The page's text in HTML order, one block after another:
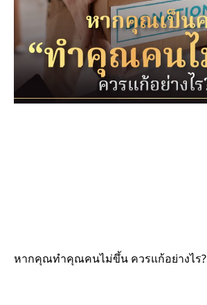
หากคุณทำคุณคนไม่ขึ้น ควรแก้อย่างไร?